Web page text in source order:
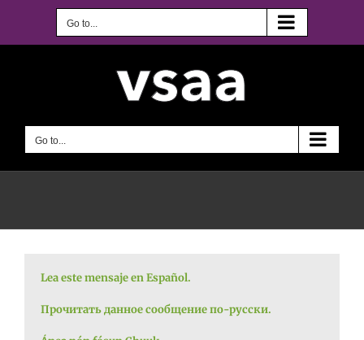
Go to...
Go to...
Lea este mensaje en Español.
Прочитать данное сообщение по-русски.